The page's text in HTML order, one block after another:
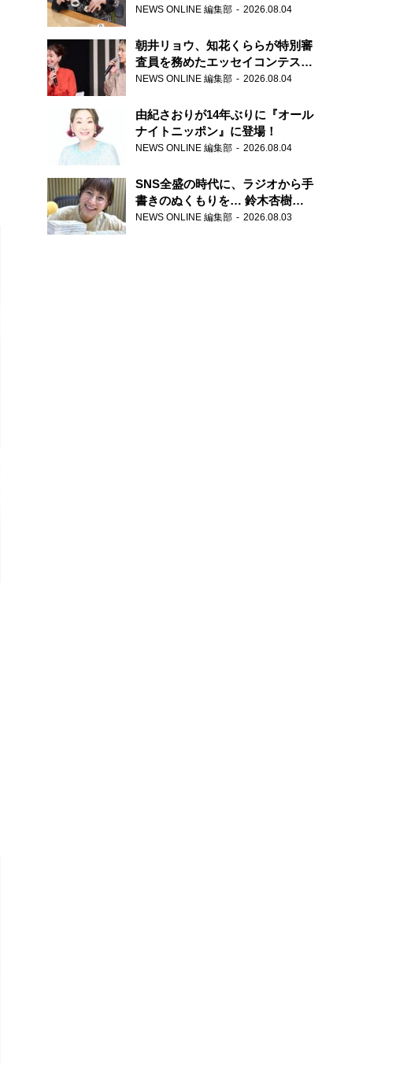
NEWS ONLINE 編集部 2026.08.04
朝井リョウ、知花くららが特別審
査員を務めたエッセイコンテスト
の特別番組「#いまあなたに伝え
NEWS ONLINE 編集部 2026.08.04
由紀さおりが14年ぶりに『オール
ナイトニッポン』に登場！
NEWS ONLINE 編集部 2026.08.04
SNS全盛の時代に、ラジオから手
書きのぬくもりを… 鈴木杏樹の
直筆はがきが届く！
NEWS ONLINE 編集部 2026.08.03